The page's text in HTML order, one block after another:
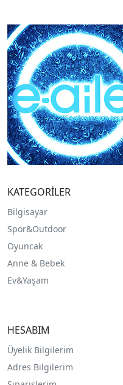
KATEGORİLER
Bilgisayar
Spor&Outdoor
Oyuncak
Anne & Bebek
Ev&Yaşam
HESABIM
Üyelik Bilgilerim
Adres Bilgilerim